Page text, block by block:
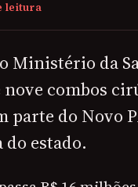
leitura
Ministério da
combos
parte do Novo
estado.